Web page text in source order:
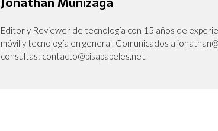
Editor y Reviewer de tecnología con 15 años de
móvil y tecnología en general. Comunicados a
consultas: contacto@pisapapeles.net.